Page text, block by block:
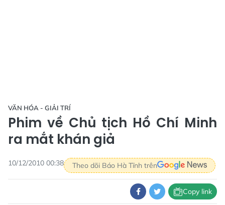
VĂN HÓA - GIẢI TRÍ
Phim về Chủ tịch Hồ Chí Minh
ra mắt khán giả
10/12/2010 00:38 Theo dõi Báo Hà Tĩnh trên
Copy link